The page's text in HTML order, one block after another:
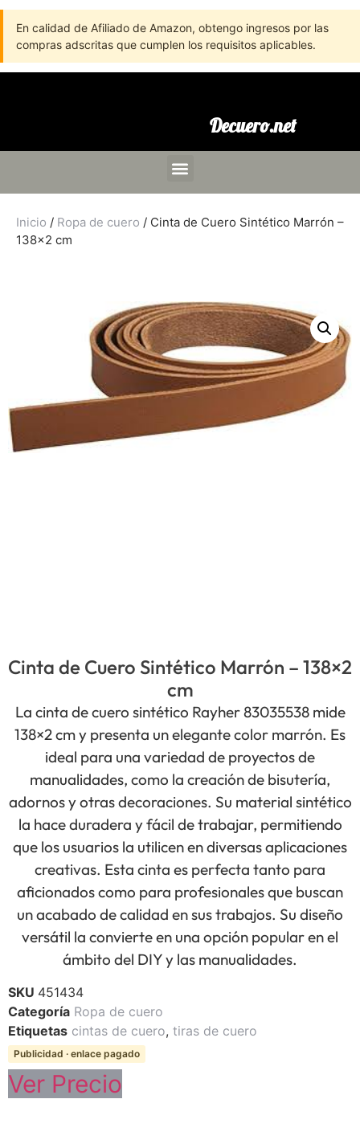
En calidad de Afiliado de Amazon, obtengo ingresos por las
compras adscritas que cumplen los requisitos aplicables.
Decuero.net
Inicio / Ropa de cuero / Cinta de Cuero Sintético Marrón –
138×2 cm
Cinta de Cuero Sintético Marrón – 138×2
cm
La cinta de cuero sintético Rayher 83035538 mide
138×2 cm y presenta un elegante color marrón. Es
ideal para una variedad de proyectos de
manualidades, como la creación de bisutería,
adornos y otras decoraciones. Su material sintético
la hace duradera y fácil de trabajar, permitiendo
que los usuarios la utilicen en diversas aplicaciones
creativas. Esta cinta es perfecta tanto para
aficionados como para profesionales que buscan
un acabado de calidad en sus trabajos. Su diseño
versátil la convierte en una opción popular en el
ámbito del DIY y las manualidades.
SKU 451434
Categoría Ropa de cuero
Etiquetas cintas de cuero, tiras de cuero
Publicidad · enlace pagado
Ver Precio